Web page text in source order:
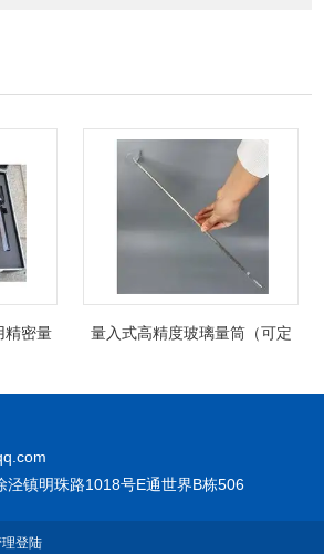
精密量
量入式高精度玻璃量筒（可定
泾镇明珠路1018号E通世界B栋506
理登陆